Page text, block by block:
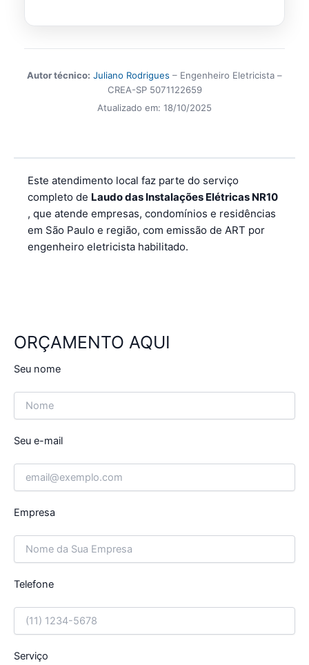
Autor técnico: Juliano Rodrigues – Engenheiro Eletricista –
CREA-SP 5071122659
Atualizado em: 18/10/2025
Este atendimento local faz parte do serviço
completo de Laudo das Instalações Elétricas NR10
, que atende empresas, condomínios e residências
em São Paulo e região, com emissão de ART por
engenheiro eletricista habilitado.
ORÇAMENTO AQUI
Seu nome
Seu e-mail
Empresa
Telefone
Serviço